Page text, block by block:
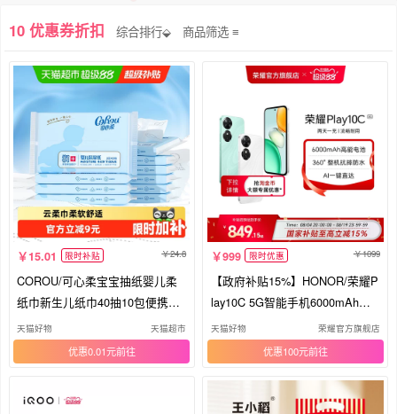
10 优惠券折扣 综合排行⬙ 商品筛选
15.01 限时补贴 24.8
COROU/可心柔宝宝抽纸婴儿柔
纸巾新生儿纸巾40抽10包便携装
柔纸巾
天猫好物 天猫超市
优惠0.01元
999 限时优惠 1099
【政府补贴15%】HONOR/荣耀P
lay10C 5G智能手机6000mAh大
电池超长续航整机抗摔防水官方
旗舰店正品学生老人机
天猫好物 荣耀官方旗舰店
优惠100元